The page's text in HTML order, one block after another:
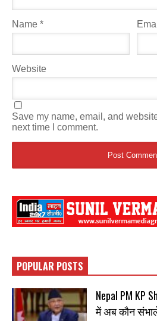
Name *
Website
Save my name, email, and
next time I comment.
POPULAR POSTS
Nepal PM KP
में अब कौन